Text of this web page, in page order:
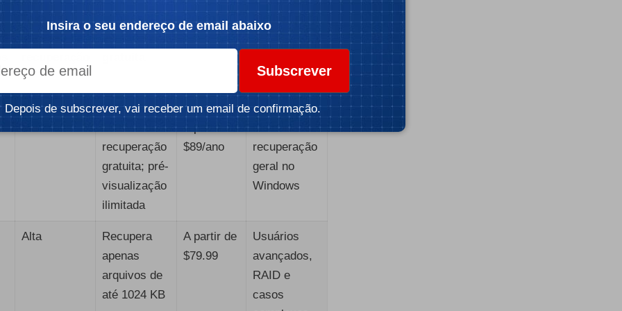
sucesso na
Limites da
versão
Preço Melhor para
Muito alta
100 MB de
recuperação
gratuita; pré-
visualização
ilimitada
A partir de
$89/ano
Melhor
recuperação
geral no
Windows
Alta
Recupera
apenas
arquivos de
até 1024 KB
A partir de
$79.99
Usuários
avançados,
RAID e
casos
Insira o seu endereço de email abaixo
Subscrever
Depois de subscrever, vai receber um email de confirmação.